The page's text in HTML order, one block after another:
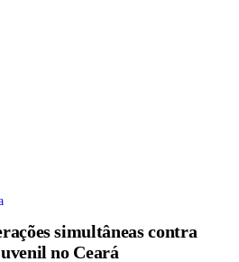
simultâneas contra
no Ceará